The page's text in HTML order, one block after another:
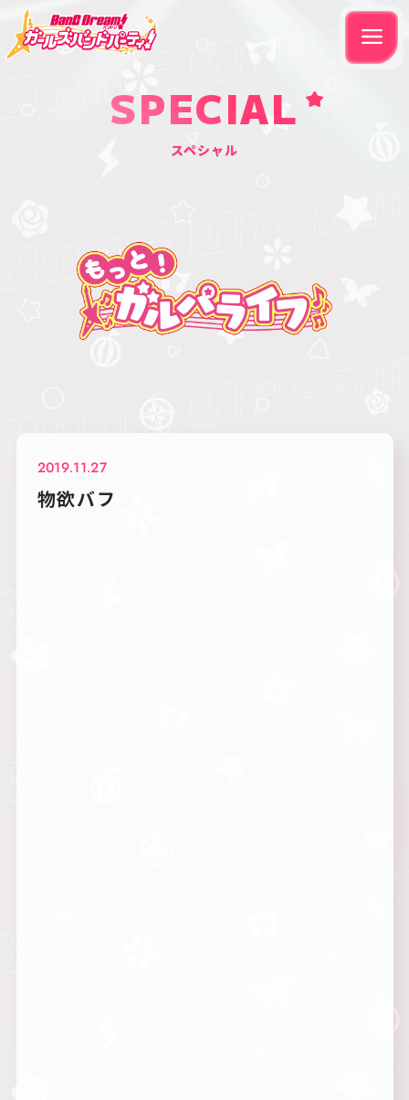
SPECIAL
スペシャル
2019.11.27
物欲バフ